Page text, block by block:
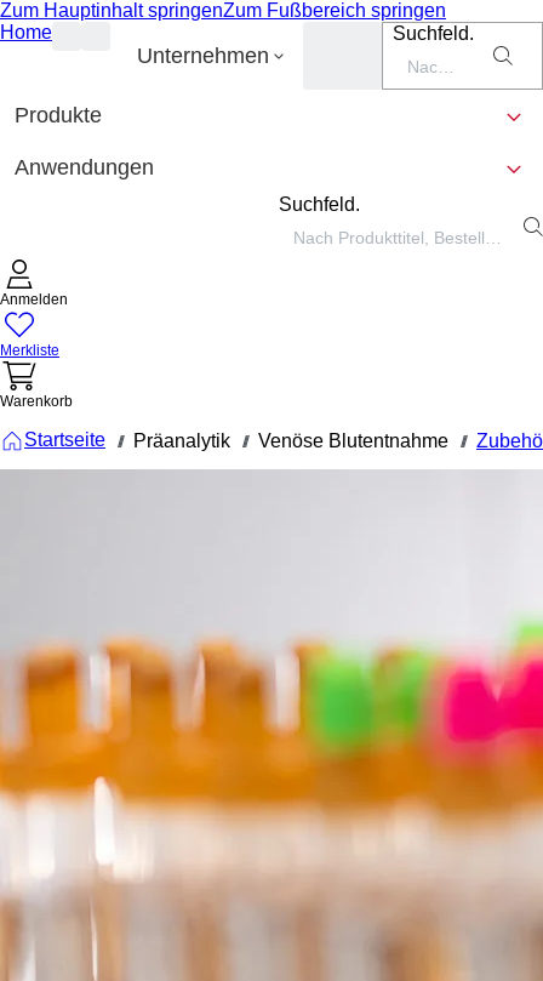
Zum Hauptinhalt springenZum Fußbereich springen
Home
Unternehmen
Suchfeld.
Produkte
Anwendungen
Suchfeld.
Anmelden
Merkliste
Warenkorb
Startseite /// Präanalytik /// Venöse Blutentnahme ///